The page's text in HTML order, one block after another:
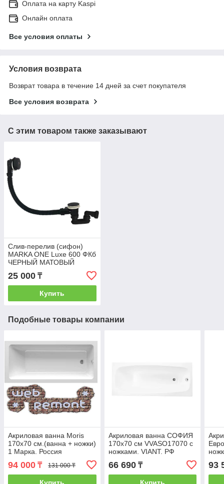
Оплата на карту Kaspi
Онлайн оплата
Все условия оплаты
Условия возврата
Возврат товара в течение 14 дней за счет покупателя
Все условия возврата
С этим товаром также заказывают
Слив-перелив (сифон)
MARKA ONE Luxe 600 ФКб
ЧЕРНЫЙ МАТОВЫЙ
25 000 ₸
Купить
Подобные товары компании
Акриловая ванна Moris
170х70 см.(ванна + ножки)
1 Марка. Россия
94 000 ₸ 131 000 ₸
Акриловая ванна СОФИЯ
170х70 см VVASO17070 с
ножками. VIANT. РФ
66 690₸ 93